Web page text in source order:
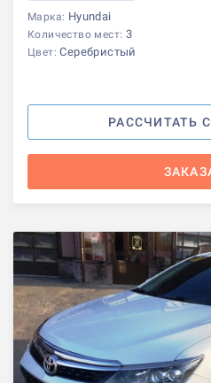
Марка: Hyundai
Количество мест: 3
Цвет:Серебристый
РАССЧИТАТЬ